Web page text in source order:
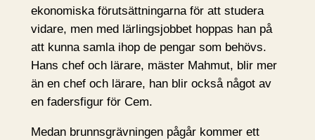
ekonomiska förutsättningarna för att studera
vidare, men med lärlingsjobbet hoppas han på
att kunna samla ihop de pengar som behövs.
Hans chef och lärare, mäster Mahmut, blir mer
än en chef och lärare, han blir också något av
en fadersfigur för Cem.
Medan brunnsgrävningen pågår kommer ett